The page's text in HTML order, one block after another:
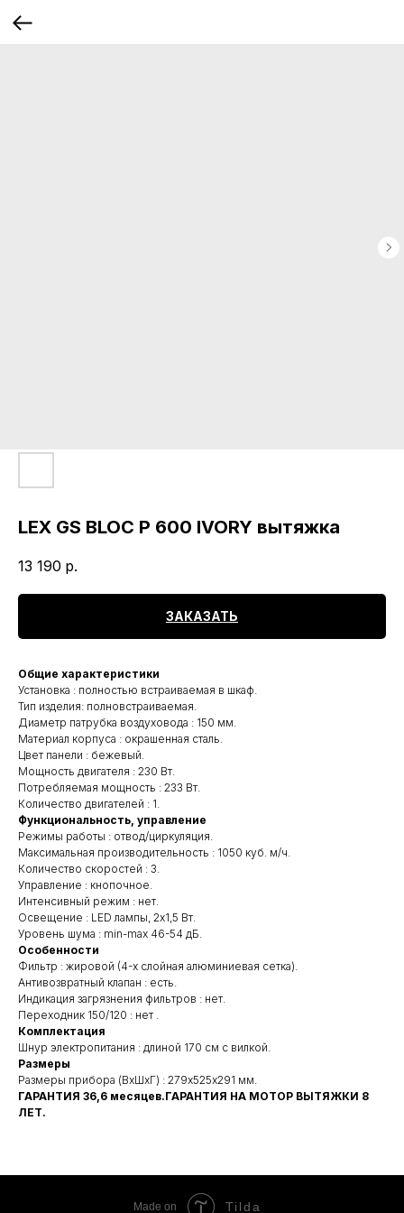
LEX GS BLOC P 600 IVORY вытяжка
13 190 р.
ЗАКАЗАТЬ
Общие характеристики
Установка : полностью встраиваемая в шкаф.
Тип изделия: полновстраиваемая.
Диаметр патрубка воздуховода : 150 мм.
Материал корпуса : окрашенная сталь.
Цвет панели : бежевый.
Мощность двигателя : 230 Вт.
Потребляемая мощность : 233 Вт.
Количество двигателей : 1.
Функциональность, управление
Режимы работы : отвод/циркуляция.
Максимальная производительность : 1050 куб. м/ч.
Количество скоростей : 3.
Управление : кнопочное.
Интенсивный режим : нет.
Освещение : LED лампы, 2х1,5 Вт.
Уровень шума : min-max 46-54 дБ.
Особенности
Фильтр : жировой (4-х слойная алюминиевая сетка).
Антивозвратный клапан : есть.
Индикация загрязнения фильтров : нет.
Переходник 150/120 : нет .
Комплектация
Шнур электропитания : длиной 170 см с вилкой.
Размеры
Размеры прибора (ВхШхГ) : 279х525х291 мм.
ГАРАНТИЯ 36,6 месяцев.ГАРАНТИЯ НА МОТОР ВЫТЯЖКИ 8
ЛЕТ.
Made on Tilda